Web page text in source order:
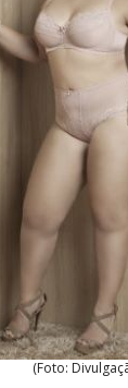
(Foto: